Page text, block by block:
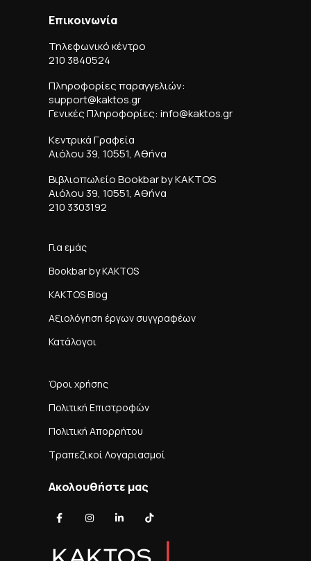
Επικοινωνία
Τηλεφωνικό κέντρο
210 3840524
Πληροφορίες παραγγελιών:
support@kaktos.gr
Γενικές Πληροφορίες: info@kaktos.gr
Κεντρικά Γραφεία
Αιόλου 39, 10551, Αθήνα
Βιβλιοπωλείο Bookbar by KAKTOS
Αιόλου 39, 10551, Αθήνα
210 3303192
Για εμάς
Bookbar by KAKTOS
KAKTOS Blog
Αξιολόγηση έργων συγγραφέων
Κατάλογοι
Όροι χρήσης
Πολιτική Επιστροφών
Πολιτική Απορρήτου
Τραπεζικοί Λογαριασμοί
Ακολουθήστε μας